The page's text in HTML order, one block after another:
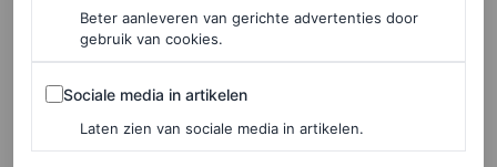
première gegaan. Dat gebeurde op het podium van de
, geïntroduceerd door Halle – passend gekleed in
een blauwe prinsessenjurk – en McCarthy zelf. Over
spetterend gesproken.
Beter aanleveren van gerichte advertenties door
gebruik van cookies.
Sociale media in artikelen
Sociale media in artikelen
Laten zien van sociale media in artikelen.